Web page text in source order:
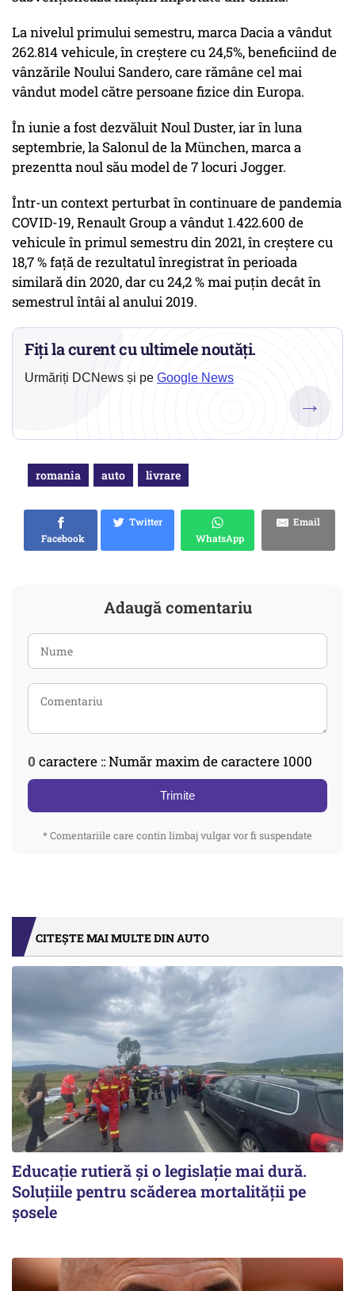
La nivelul primului semestru, marca Dacia a vândut
262.814 vehicule, în creştere cu 24,5%, beneficiind de
vânzările Noului Sandero, care rămâne cel mai
vândut model către persoane fizice din Europa.
În iunie a fost dezvăluit Noul Duster, iar în luna
septembrie, la Salonul de la München, marca a
prezentta noul său model de 7 locuri Jogger.
Într-un context perturbat în continuare de pandemia
COVID-19, Renault Group a vândut 1.422.600 de
vehicule în primul semestru din 2021, în creştere cu
18,7 % faţă de rezultatul înregistrat în perioada
similară din 2020, dar cu 24,2 % mai puţin decât în
semestrul întâi al anului 2019.
Fiți la curent cu ultimele noutăți.
Urmăriți DCNews și pe Google News
→
romania auto livrare
Facebook
Twitter
WhatsApp
Email
Adaugă comentariu
0 caractere :: Număr maxim de caractere 1000
Trimite
* Comentariile care contin limbaj vulgar vor fi suspendate
CITEȘTE MAI MULTE DIN AUTO
Educație rutieră și o legislație mai dură.
Soluțiile pentru scăderea mortalității pe
şosele